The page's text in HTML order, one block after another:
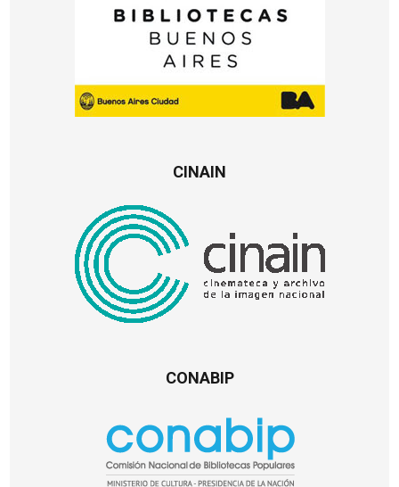
CINAIN
CONABIP